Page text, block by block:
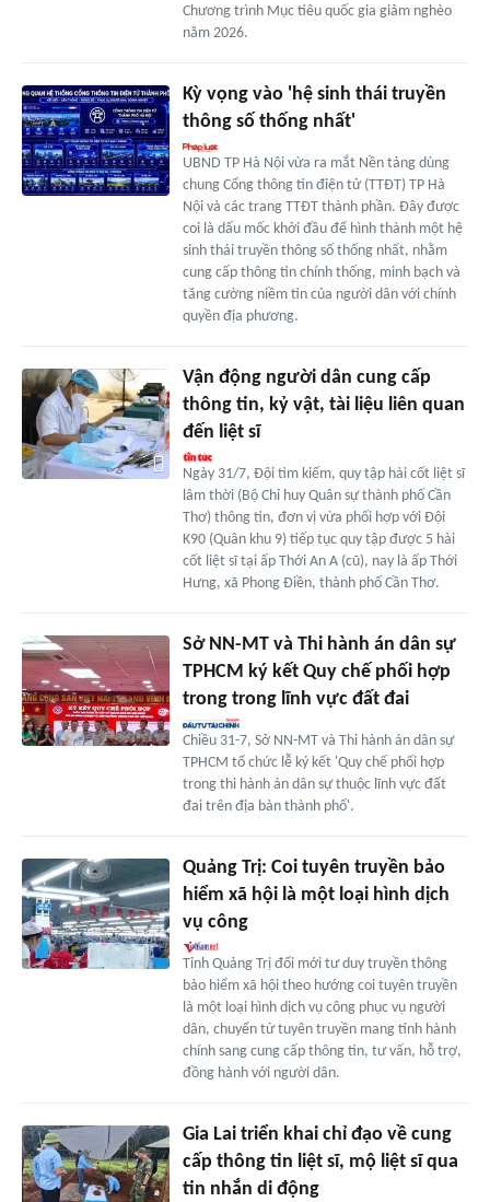
Chương trình Mục tiêu quốc gia giảm nghèo
năm 2026.
Kỳ vọng vào 'hệ sinh thái truyền
thông số thống nhất'
UBND TP Hà Nội vừa ra mắt Nền tảng dùng
chung Cổng thông tin điện tử (TTĐT) TP Hà
Nội và các trang TTĐT thành phần. Đây được
coi là dấu mốc khởi đầu để hình thành một hệ
sinh thái truyền thông số thống nhất, nhằm
cung cấp thông tin chính thống, minh bạch và
tăng cường niềm tin của người dân với chính
quyền địa phương.
Vận động người dân cung cấp
thông tin, kỷ vật, tài liệu liên quan
đến liệt sĩ
Ngày 31/7, Đội tìm kiếm, quy tập hài cốt liệt sĩ
lâm thời (Bộ Chỉ huy Quân sự thành phố Cần
Thơ) thông tin, đơn vị vừa phối hợp với Đội
K90 (Quân khu 9) tiếp tục quy tập được 5 hài
cốt liệt sĩ tại ấp Thới An A (cũ), nay là ấp Thới
Hưng, xã Phong Điền, thành phố Cần Thơ.
Sở NN-MT và Thi hành án dân sự
TPHCM ký kết Quy chế phối hợp
trong trong lĩnh vực đất đai
Chiều 31-7, Sở NN-MT và Thi hành án dân sự
TPHCM tổ chức lễ ký kết 'Quy chế phối hợp
trong thi hành án dân sự thuộc lĩnh vực đất
đai trên địa bàn thành phố'.
Quảng Trị: Coi tuyên truyền bảo
hiểm xã hội là một loại hình dịch
vụ công
Tỉnh Quảng Trị đổi mới tư duy truyền thông
bảo hiểm xã hội theo hướng coi tuyên truyền
là một loại hình dịch vụ công phục vụ người
dân, chuyển từ tuyên truyền mang tính hành
chính sang cung cấp thông tin, tư vấn, hỗ trợ,
đồng hành với người dân.
Gia Lai triển khai chỉ đạo về cung
cấp thông tin liệt sĩ, mộ liệt sĩ qua
tin nhắn di động